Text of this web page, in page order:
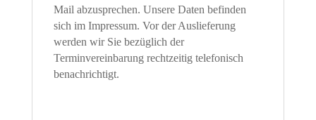
Mail abzusprechen. Unsere Daten befinden
sich im Impressum. Vor der Auslieferung
werden wir Sie bezüglich der
Terminvereinbarung rechtzeitig telefonisch
benachrichtigt.